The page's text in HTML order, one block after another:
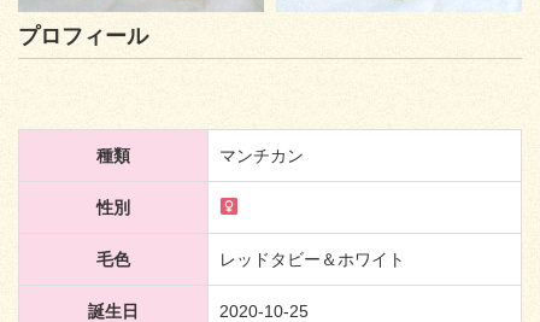
プロフィール
種類 マンチカン
性別
毛色 レッドタビー＆ホワイト
誕生日 2020-10-25